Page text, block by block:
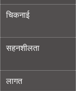
चिकनाई
सहनशीलता
लागत